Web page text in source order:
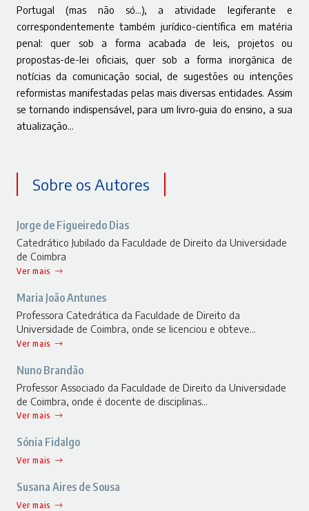
Portugal (mas não só…), a atividade legiferante e
correspondentemente também jurídico-científica em matéria
penal: quer sob a forma acabada de leis, projetos ou
propostas-de-lei oficiais, quer sob a forma inorgânica de
notícias da comunicação social, de sugestões ou intenções
reformistas manifestadas pelas mais diversas entidades. Assim
se tornando indispensável, para um livro‑guia do ensino, a sua
atualização…
Sobre os Autores
Jorge de Figueiredo Dias
Catedrático Jubilado da Faculdade de Direito da Universidade
de Coimbra
Ver mais
Maria João Antunes
Professora Catedrática da Faculdade de Direito da
Universidade de Coimbra, onde se licenciou e obteve…
Ver mais
Nuno Brandão
Professor Associado da Faculdade de Direito da Universidade
de Coimbra, onde é docente de disciplinas…
Ver mais
Sónia Fidalgo
Ver mais
Susana Aires de Sousa
Ver mais